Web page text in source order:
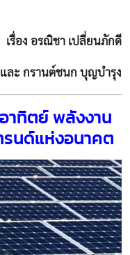
เรื่อง อรณิชา เปลี่ยนภักดี
ละ กรานต์ชนก บุญบำรุง
าทิตย์ พลังงาน
รนด์แห่งอนาคต